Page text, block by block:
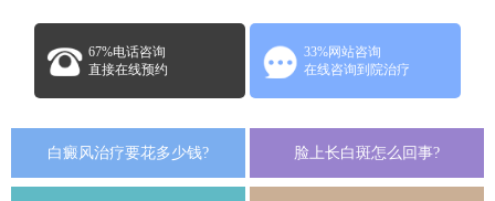
67%电话咨询
直接在线预约
33%网站咨询
在线咨询到院治疗
白癜风治疗要花多少钱? 脸上长白斑怎么回事?